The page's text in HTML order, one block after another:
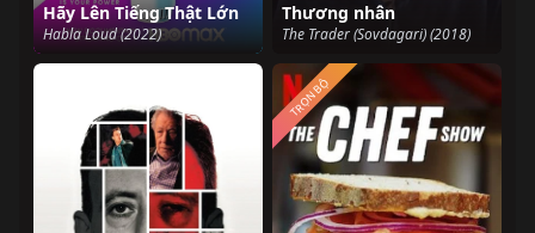
Hãy Lên Tiếng Thật Lớn
Habla Loud (2022)
Thương nhân
The Trader (Sovdagari) (2018)
TRỌN BỘ